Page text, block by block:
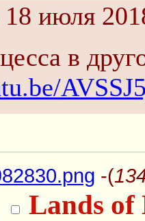
июля
в
-(
Lands of